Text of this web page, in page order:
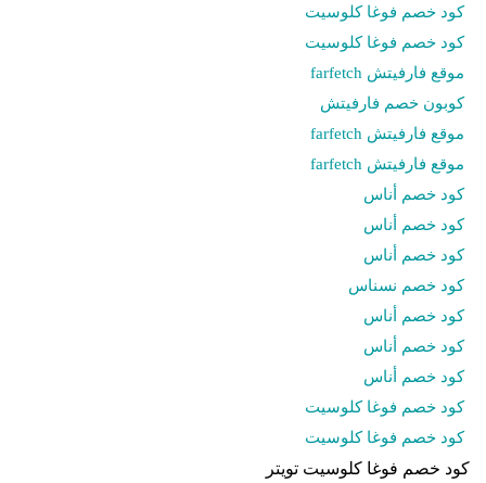
كود خصم فوغا كلوسيت
كود خصم فوغا كلوسيت
موقع فارفيتش farfetch
كوبون خصم فارفيتش
موقع فارفيتش farfetch
موقع فارفيتش farfetch
كود خصم أناس
كود خصم أناس
كود خصم أناس
كود خصم نسناس
كود خصم أناس
كود خصم أناس
كود خصم أناس
كود خصم فوغا كلوسيت
كود خصم فوغا كلوسيت
كود خصم فوغا كلوسيت تويتر